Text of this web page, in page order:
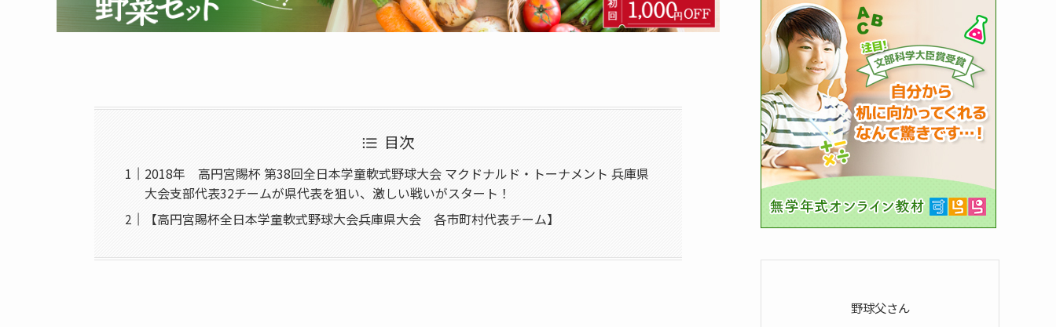
目次
2018年 高円宮賜杯 第38回全日本学童軟式野球大会 マクドナルド・トーナメント 兵庫県
大会支部代表32チームが県代表を狙い、激しい戦いがスタート！
【高円宮賜杯全日本学童軟式野球大会兵庫県大会 各市町村代表チーム】
野球父さん